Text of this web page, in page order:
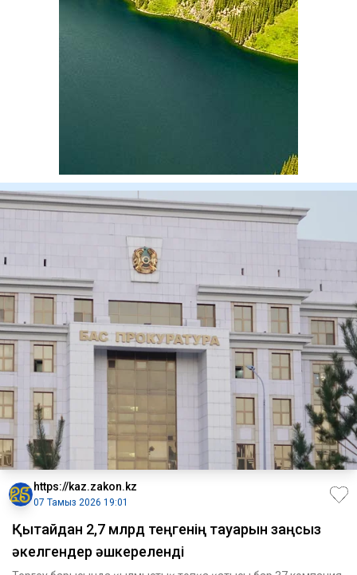
https://kaz.zakon.kz
07 Тамыз 2026 19:01
Қытайдан 2,7 млрд теңгенің тауарын заңсыз
әкелгендер әшкереленді